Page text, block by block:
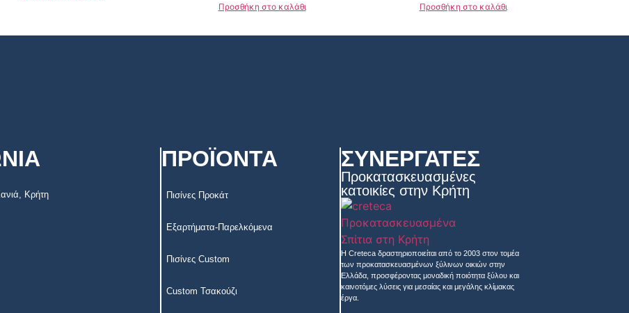
Προσθήκη στο καλάθι
Προσθήκη στο καλάθι
Κρήτη
ΠΡΟΪΟΝΤΑ
Πισίνες Προκάτ
Εξαρτήματα-Παρελκόμενα
Πισίνες Custom
Custom Τσακούζι
ΣΥΝΕΡΓΑΤΕΣ
Προκατασκευασμένες
κατοικίες στην Κρήτη
Η Creteca δραστηριοποιείται από το 2003 στον τομέα
των προκατασκευασμένων ξύλινων οικιών στην
Ελλάδα, προσφέροντας μοναδική ποιότητα ξύλου και
καινοτόμες λύσεις για μεσαίας και μεγάλης κλίμακας
έργα.